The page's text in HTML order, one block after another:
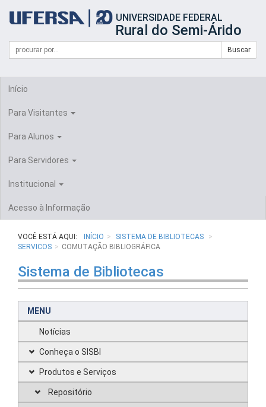
portal
UFERSA
UNIVERSIDADE FEDERAL
Rural do Semi-Árido
Formulário
Busca
Campo
de
Buscar
Início
Para Visitantes
Para Alunos
Para Servidores
Institucional
Acesso à Informação
VOCÊ ESTÁ AQUI: INÍCIO
SISTEMA DE BIBLIOTECAS
SERVICOS
COMUTAÇÃO BIBLIOGRÁFICA
Sistema de Bibliotecas
MENU
Notícias
Conheça o SISBI
Produtos e Serviços
Repositório